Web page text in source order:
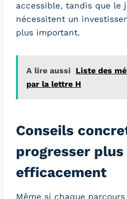
accessible, tandis que le
nécessitent un
plus important.
A lire aussi
Liste des
par la lettre H
Conseils
progresser plus
efficacement
Même si chaque